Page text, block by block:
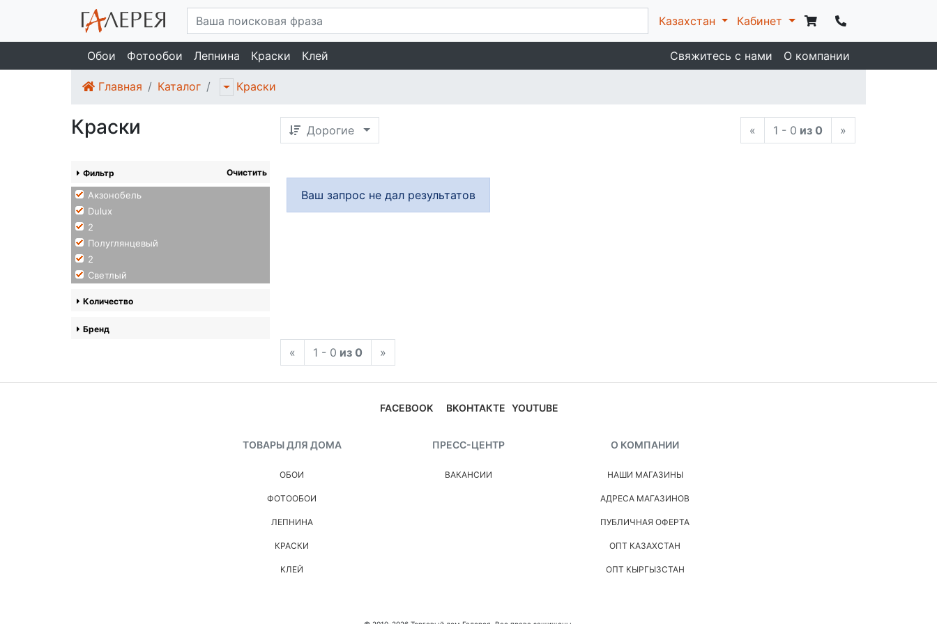
Казахстан Кабинет
Обои Фотообои Лепнина Краски Клей Свяжитесь с нами О компании
Главная Каталог Краски
Краски Дорогие « 1 - 0 из 0 »
Фильтр Очистить
Акзонобель
Dulux
2
Полуглянцевый
2
Светлый
Количество
Бренд
Ваш запрос не дал результатов
« 1 - 0 из 0 »
FACEBOOK ВКОНТАКТЕ YOUTUBE
ТОВАРЫ ДЛЯ ДОМА
ОБОИ
ФОТООБОИ
ЛЕПНИНА
КРАСКИ
КЛЕЙ
ПРЕСС-ЦЕНТР
ВАКАНСИИ
О КОМПАНИИ
НАШИ МАГАЗИНЫ
АДРЕСА МАГАЗИНОВ
ПУБЛИЧНАЯ ОФЕРТА
ОПТ КАЗАХСТАН
ОПТ КЫРГЫЗСТАН